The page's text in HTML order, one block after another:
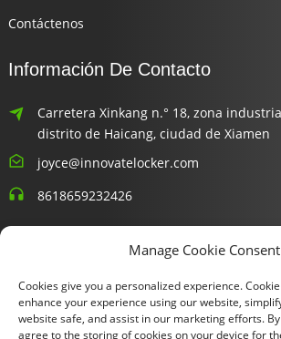
Contáctenos
Información De Contacto
Carretera Xinkang n.° 18, zona
distrito de Haicang, ciudad de Xiamen
joyce@innovatelocker.com
8618659232426
Boletines Informativos
Ingresa tu email y te enviaremos
planes.
Manage Cookie Consent
Cookies give you a personalized experience.
enhance your experience using our website,
website safe, and assist in our marketing efforts.
agree to the storing of cookies on your device for